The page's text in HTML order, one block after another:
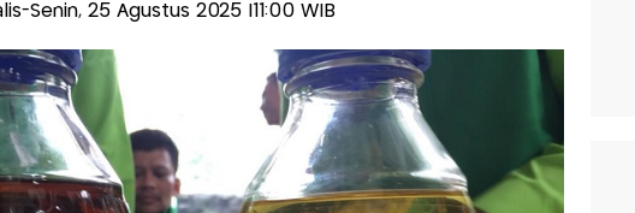
Senin, 25 Agustus 2025 |11:00 WIB